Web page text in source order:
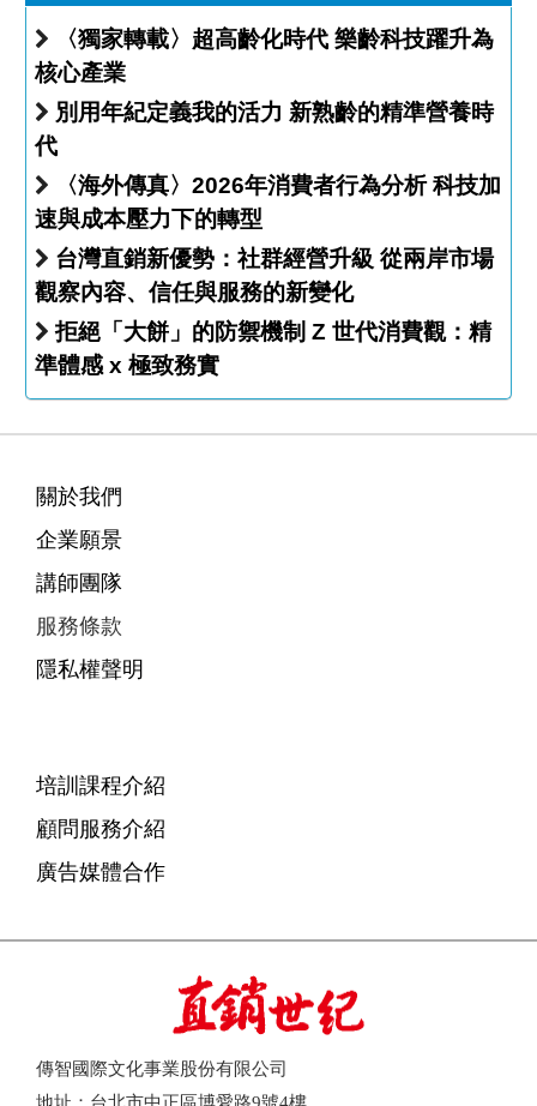
〈獨家轉載〉超高齡化時代 樂齡科技躍升為
核心產業
別用年紀定義我的活力 新熟齡的精準營養時
代
〈海外傳真〉2026年消費者行為分析 科技加
速與成本壓力下的轉型
台灣直銷新優勢：社群經營升級 從兩岸市場
觀察內容、信任與服務的新變化
拒絕「大餅」的防禦機制 Z 世代消費觀：精
準體感 x 極致務實
關於我們
企業願景
講師團隊
服務條款
隱私權聲明
培訓課程介紹
顧問服務介紹
廣告媒體合作
傳智國際文化事業股份有限公司